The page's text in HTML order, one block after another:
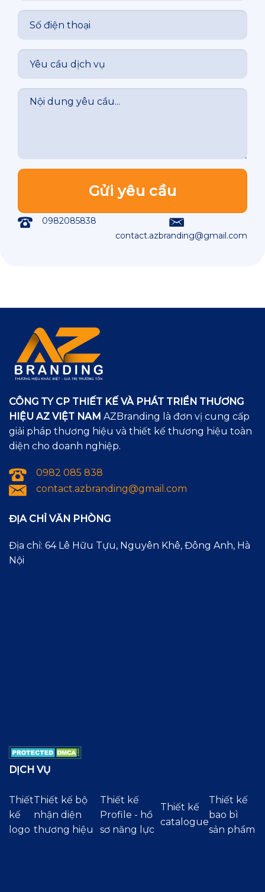
0982085838
contact.azbranding@gmail.com
CÔNG TY CP THIẾT KẾ VÀ PHÁT TRIỂN THƯƠNG
HIỆU AZ VIỆT NAM AZBranding là đơn vị cung cấp
giải pháp thương hiệu và thiết kế thương hiệu toàn
diện cho doanh nghiệp.
0982 085 838
contact.azbranding@gmail.com
ĐỊA CHỈ VĂN PHÒNG
Địa chỉ: 64 Lê Hữu Tựu, Nguyên Khê, Đông Anh, Hà
Nội
DỊCH VỤ
Thiết
kế
logo
Thiết kế bộ
nhận diện
thương hiệu
Thiết kế
Profile - hồ
sơ năng lực
Thiết kế
catalogue
Thiết kế
bao bì
sản phẩm